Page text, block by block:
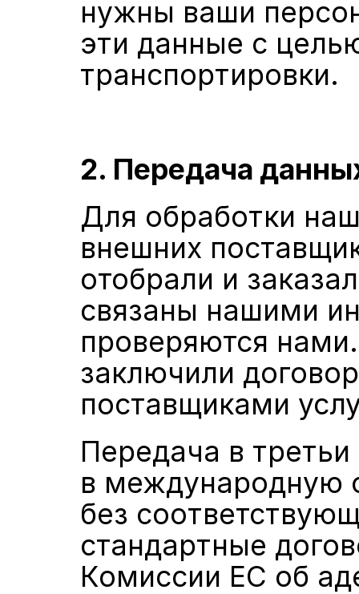
нужны ваши
эти данные с
транспортировки.
2. Передача
Для обработки
внешних
отобрали и
связаны нашими
проверяются
заключили
поставщиками
Передача в
в международную
без
стандартные
Комиссии ЕС об